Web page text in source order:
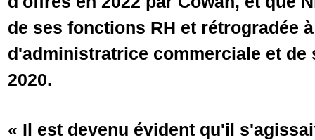
de ses fonctions RH et rétrogradée
d'administratrice commerciale et de
2020.
« Il est devenu évident qu'il